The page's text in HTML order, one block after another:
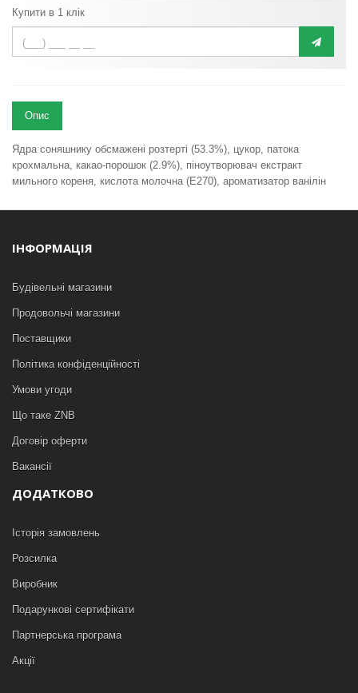
Купити в 1 клік
Опис
Ядра соняшнику обсмажені розтерті (53.3%), цукор, патока
крохмальна, какао-порошок (2.9%), піноутворювач екстракт
мильного кореня, кислота молочна (Е270), ароматизатор ванілін
ІНФОРМАЦІЯ
Будівельні магазини
Продовольчі магазини
Поставщики
Політика конфіденційності
Умови угоди
Що таке ZNB
Договір оферти
Вакансії
ДОДАТКОВО
Історія замовлень
Розсилка
Виробник
Подарункові сертифікати
Партнерська програма
Акції